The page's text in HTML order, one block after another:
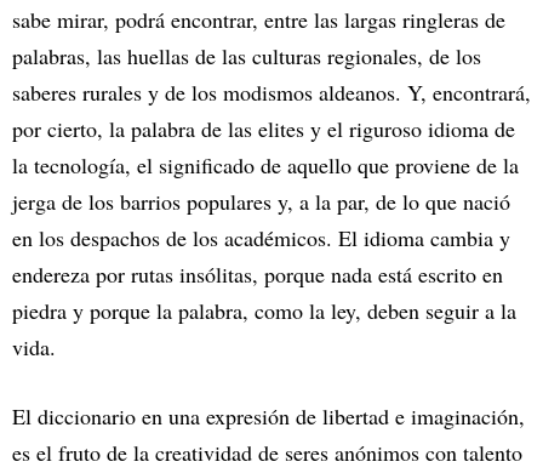
sabe mirar, podrá encontrar, entre las largas ringleras de
palabras, las huellas de las culturas regionales, de los
saberes rurales y de los modismos aldeanos. Y, encontrará,
por cierto, la palabra de las elites y el riguroso idioma de
la tecnología, el significado de aquello que proviene de la
jerga de los barrios populares y, a la par, de lo que nació
en los despachos de los académicos. El idioma cambia y
endereza por rutas insólitas, porque nada está escrito en
piedra y porque la palabra, como la ley, deben seguir a la
vida.
El diccionario en una expresión de libertad e imaginación,
es el fruto de la creatividad de seres anónimos con talento